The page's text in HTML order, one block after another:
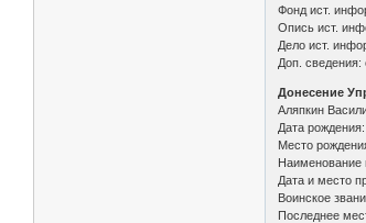
Фонд ист.
Опись ист.
Дело ист.
Доп. сведения:
Донесение
Аляпкин
Дата рождения:
Место
Наименование
Дата и место
Воинское
Последнее